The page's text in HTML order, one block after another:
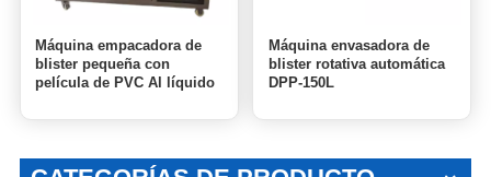
Máquina empacadora de
blister pequeña con
película de PVC Al líquido
DPP-80L
Máquina envasadora de
blister rotativa automática
DPP-150L